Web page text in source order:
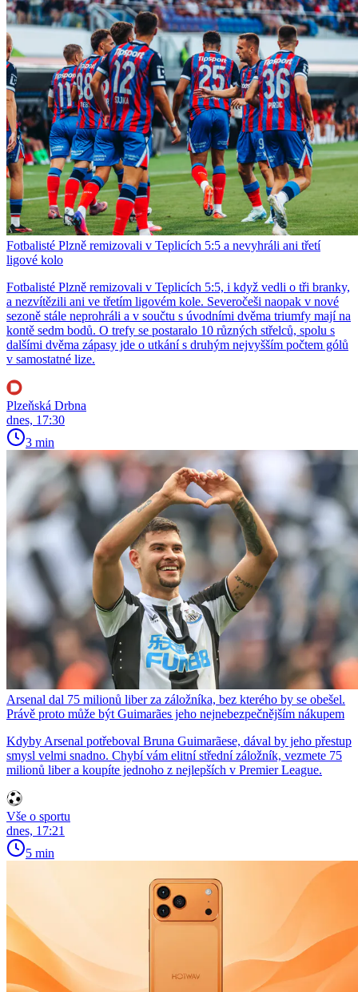
Fotbalisté Plzně remizovali v Teplicích 5:5 a nevyhráli ani třetí
ligové kolo
Fotbalisté Plzně remizovali v Teplicích 5:5, i když vedli o tři branky,
a nezvítězili ani ve třetím ligovém kole. Severočeši naopak v nové
sezoně stále neprohráli a v součtu s úvodními dvěma triumfy mají na
kontě sedm bodů. O trefy se postaralo 10 různých střelců, spolu s
dalšími dvěma zápasy jde o utkání s druhým nejvyšším počtem gólů
v samostatné lize.
Plzeňská Drbna
dnes, 17:30
3 min
Arsenal dal 75 milionů liber za záložníka, bez kterého by se obešel.
Právě proto může být Guimarães jeho nejnebezpečnějším nákupem
Kdyby Arsenal potřeboval Bruna Guimarãese, dával by jeho přestup
smysl velmi snadno. Chybí vám elitní střední záložník, vezmete 75
milionů liber a koupíte jednoho z nejlepších v Premier League.
Vše o sportu
dnes, 17:21
5 min